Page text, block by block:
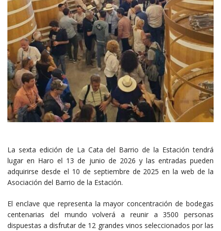
La sexta edición de La Cata del Barrio de la Estación tendrá
lugar en Haro el 13 de junio de 2026 y las entradas pueden
adquirirse desde el 10 de septiembre de 2025 en la web de la
Asociación del Barrio de la Estación.
El enclave que representa la mayor concentración de bodegas
centenarias del mundo volverá a reunir a 3500 personas
dispuestas a disfrutar de 12 grandes vinos seleccionados por las